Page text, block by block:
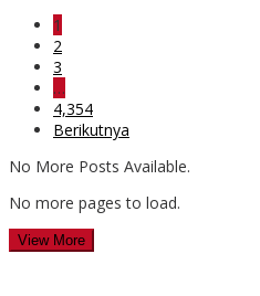
1
2
3
…
4,354
Berikutnya
No More Posts Available.
No more pages to load.
View More